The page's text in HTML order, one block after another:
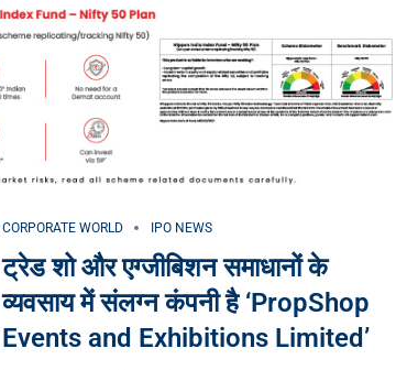
CORPORATE WORLD IPO NEWS
ट्रेड शो और एग्जीबिशन समाधानों के
व्यवसाय में संलग्न कंपनी है ‘PropShop
Events and Exhibitions Limited’